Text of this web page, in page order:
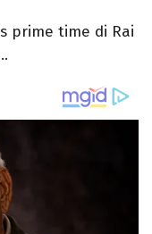
prime time di Rai